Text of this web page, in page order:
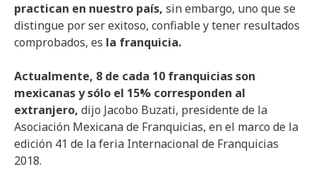
practican en nuestro país, sin embargo, uno que se
distingue por ser exitoso, confiable y tener resultados
comprobados, es la franquicia.
Actualmente, 8 de cada 10 franquicias son
mexicanas y sólo el 15% corresponden al
extranjero, dijo Jacobo Buzati, presidente de la
Asociación Mexicana de Franquicias, en el marco de la
edición 41 de la feria Internacional de Franquicias
2018.